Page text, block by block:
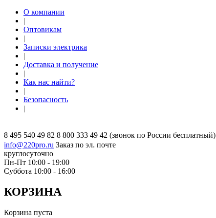
О компании
|
Оптовикам
|
Записки электрика
|
Доставка и получение
|
Как нас найти?
|
Безопасность
|
8 495 540 49 82 8 800 333 49 42 (звонок по России бесплатный)
info@220pro.ru Заказ по эл. почте
круглосуточно
Пн-Пт 10:00 - 19:00
Суббота 10:00 - 16:00
КОРЗИНА
Корзина пуста